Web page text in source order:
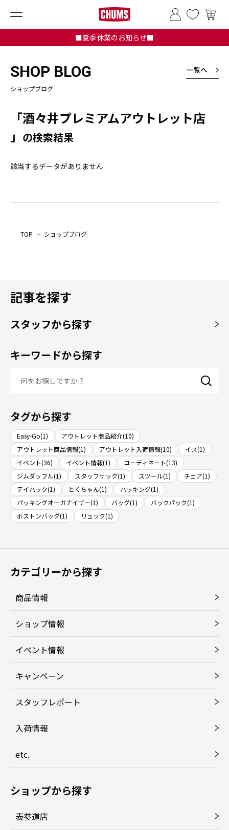
■夏季休業のお知らせ■
SHOP BLOG
ショップブログ
一覧へ
「酒々井プレミアムアウトレット店
」 の検索結果
該当するデータがありません
TOP > ショップブログ
記事を探す
スタッフから探す
キーワードから探す
タグから探す
Easy-Go(1)
アウトレット商品紹介(10)
アウトレット商品情報(1)
アウトレット入荷情報(10)
イス(1)
イベント(36)
イベント情報(1)
コーディネート(13)
ジムダッフル(1)
スタッフサック(1) スツール(1)
チェア(1)
デイパック(1)
とくちゃん(1)
パッキング(1)
パッキングオーガナイザー(1)
バッグ(1)
バックパック(1)
ボストンバッグ(1)
リュック(1)
カテゴリーから探す
商品情報
ショップ情報
イベント情報
キャンペーン
スタッフレポート
入荷情報
etc.
ショップから探す
表参道店